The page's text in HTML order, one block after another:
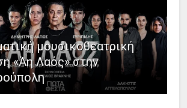
μουσικοθεατρική
«Άη Λαός» στην